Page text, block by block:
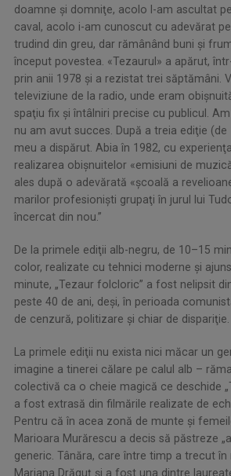
doamne şi domniţe, acolo l-am ascultat
caval, acolo i-am cunoscut cu adevărat
trudind din greu, dar rămânând buni şi
început povestea. «Tezaurul» a apărut,
prin anii 1978 şi a rezistat trei săptămâni.
televiziune de la radio, unde eram
spaţiu fix şi întâlniri precise cu publicul.
nu am avut succes. După a treia ediţie (de
meu a dispărut. Abia în 1982, cu
realizarea obişnuitelor «emisiuni de
ales după o adevărată «şcoală a
marilor profesionişti grupaţi în jurul lui
încercat din nou.”
De la primele ediţii alb-negru, de 10–15
color, realizate cu tehnici moderne şi
minute, „Tezaur folcloric” a fost nelipsit
peste 40 de ani, deşi, în perioada
de cenzură, politizare şi chiar de dispariţie.
La primele ediţii nu exista nici măcar un
imagine a tinerei călare pe calul alb –
colectivă ca o cheie magică ce deschide
a fost extrasă din filmările realizate de
Pentru că în acea zonă de munte şi
Marioara Murărescu a decis să păstreze
generic. Tânăra, care între timp a trecut în
Mariana Drăguţ şi a fost una dintre